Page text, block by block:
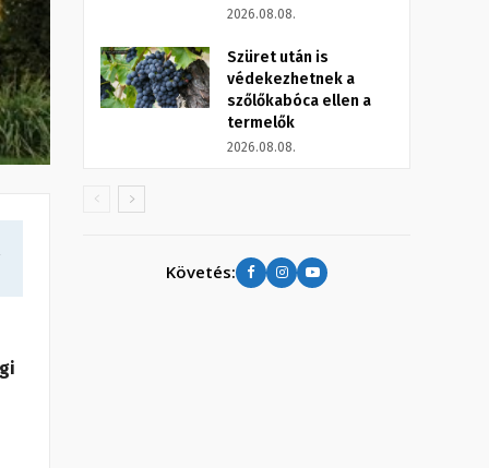
2026.08.08.
Szüret után is
védekezhetnek a
szőlőkabóca ellen a
termelők
2026.08.08.
Követés: